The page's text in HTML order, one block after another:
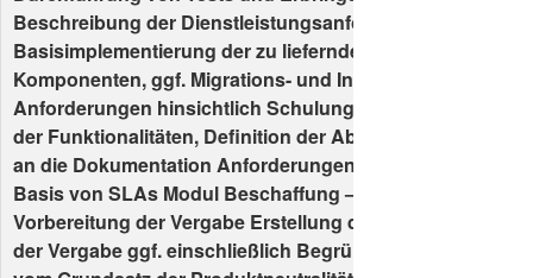
Beschreibung der Dienstleistungsanforderungen
Basisimplementierung der zu liefernden IT-Systeme und -
Komponenten, ggf. Migrations- und
Anforderungen hinsichtlich Schulung und Einweisung
der Funktionalitäten, Definition der Abnahmekriterien
an die Dokumentation Anforderungen an Wartung und
Basis von SLAs Modul Beschaffung – je Teilprojekt /
Vorbereitung der Vergabe Erstellung des Vermerks zur
der Vergabe ggf. einschließlich Begründungen für